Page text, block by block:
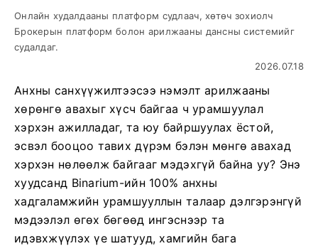
Онлайн худалдааны платформ судлаач, хөтөч зохиолч
Брокерын платформ болон арилжааны дансны системийг
судалдаг.
2026.07.18
Анхны санхүүжилтээсээ нэмэлт арилжааны
хөрөнгө авахыг хүсч байгаа ч урамшуулал
хэрхэн ажилладаг, та юу байршуулах ёстой,
эсвэл бооцоо тавих дүрэм бэлэн мөнгө авахад
хэрхэн нөлөөлж байгааг мэдэхгүй байна уу? Энэ
хуудсанд Binarium-ийн 100% анхны
хадгаламжийн урамшууллын талаар дэлгэрэнгүй
мэдээлэл өгөх бөгөөд ингэснээр та
идэвхжүүлэх үе шатууд, хамгийн бага